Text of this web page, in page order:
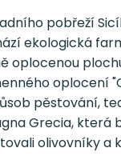
pobřeží
ekologická
oplocenou
oplocení
pěstování,
Grecia,
olivovníky a